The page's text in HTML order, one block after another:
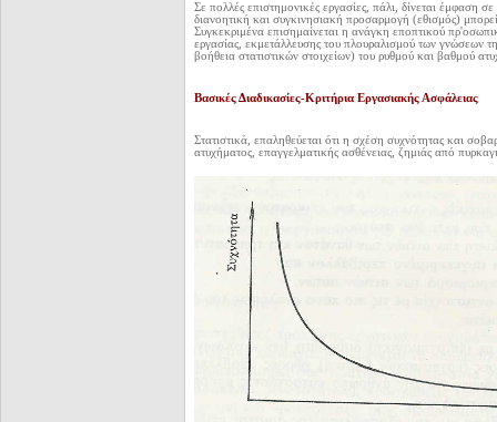
Σε πολλές επιστημονικές εργασίες, πάλι, δίνεται έμφαση
διανοητική και συγκινησιακή προσαρμογή (εθισμός)
Συγκεκριμένα επισημαίνεται η ανάγκη εποπτικού
εργασίας, εκμετάλλευσης του πλουραλισμού των γνώσεων
βοήθεια στατιστικών στοιχείων) του ρυθμού και βαθμού
Βασικές Διαδικασίες-Κριτήρια Εργασιακής Ασφάλειας
Στατιστικά, επαληθεύεται ότι η σχέση συχνότητας και
ατυχήματος, επαγγελματικής ασθένειας, ζημιάς από